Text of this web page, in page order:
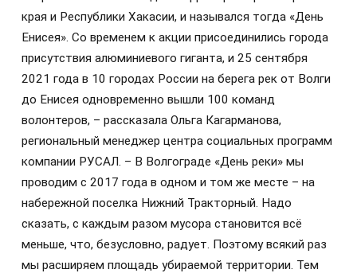
края и Республики Хакасии, и назывался тогда «День
Енисея». Со временем к акции присоединились города
присутствия алюминиевого гиганта, и 25 сентября
2021 года в 10 городах России на берега рек от Волги
до Енисея одновременно вышли 100 команд
волонтеров, – рассказала Ольга Кагарманова,
региональный менеджер центра социальных программ
компании РУСАЛ. – В Волгограде «День реки» мы
проводим с 2017 года в одном и том же месте – на
набережной поселка Нижний Тракторный. Надо
сказать, с каждым разом мусора становится всё
меньше, что, безусловно, радует. Поэтому всякий раз
мы расширяем площадь убираемой территории. Тем